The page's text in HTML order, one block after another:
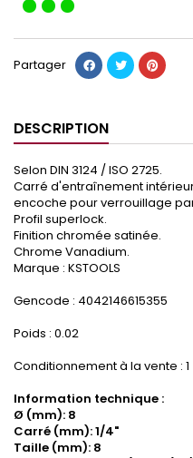
Partager
DESCRIPTION
Selon DIN 3124 / ISO 2725.
Carré d'entraînement intérieur
encoche pour verrouillage
Profil superlock.
Finition chromée satinée.
Chrome Vanadium.
Marque : KSTOOLS
Gencode : 4042146615355
Poids : 0.02
Conditionnement à la vente : 1
Information technique :
Ø (mm): 8
Carré (mm): 1/4"
Taille (mm): 8